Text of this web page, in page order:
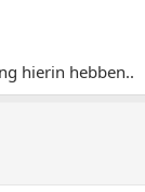
hierin hebben..